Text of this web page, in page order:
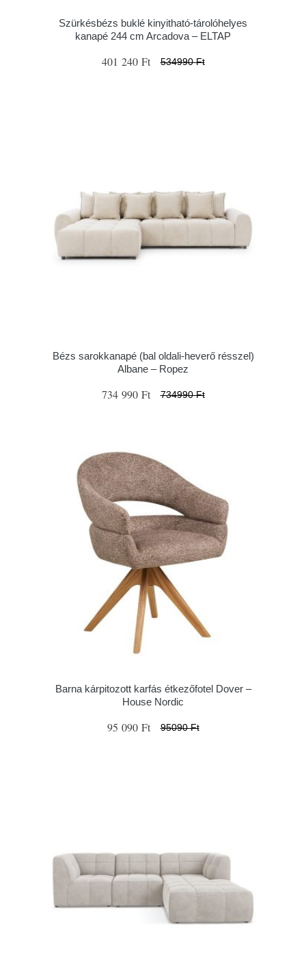
Szürkésbézs buklé kinyitható-tárolóhelyes
kanapé 244 cm Arcadova – ELTAP
401 240 Ft 534990 Ft
Bézs sarokkanapé (bal oldali-heverő résszel)
Albane – Ropez
734 990 Ft 734990 Ft
Barna kárpitozott karfás étkezőfotel Dover –
House Nordic
95 090 Ft 95090 Ft